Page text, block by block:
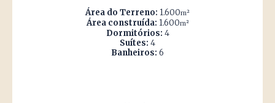
Área do Terreno: 1.600m²
Área construída: 1.600m²
Dormitórios: 4
Suítes: 4
Banheiros: 6